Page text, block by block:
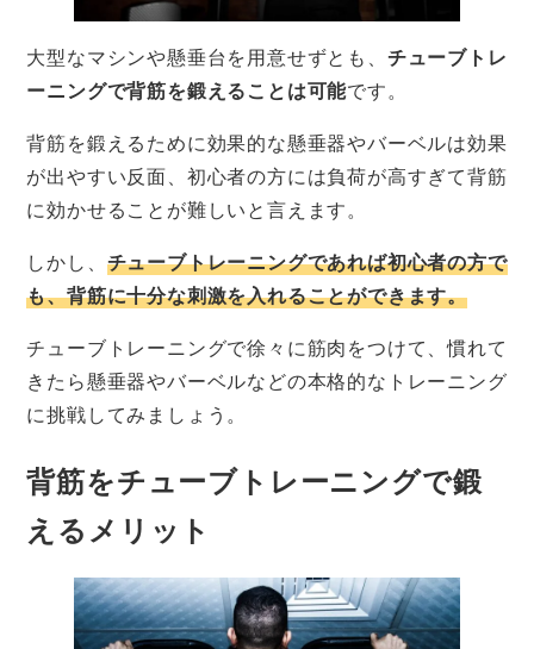
大型なマシンや懸垂台を用意せずとも、 チューブトレ
ーニングで背筋を鍛えることは可能です。
背筋を鍛えるために効果的な懸垂器やバーベルは効果
が出やすい反面、初心者の方には負荷が高すぎて背筋
に効かせることが難しいと言えます。
しかし、 チューブトレーニングであれば初心者の方で
も、背筋に十分な刺激を入れることができます。
チューブトレーニングで徐々に筋肉をつけて、慣れて
きたら懸垂器やバーベルなどの本格的なトレーニング
に挑戦してみましょう。
背筋をチューブトレーニングで鍛
えるメリット